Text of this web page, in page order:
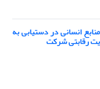
انسانی در دستیابی به
رقابتی شرکت